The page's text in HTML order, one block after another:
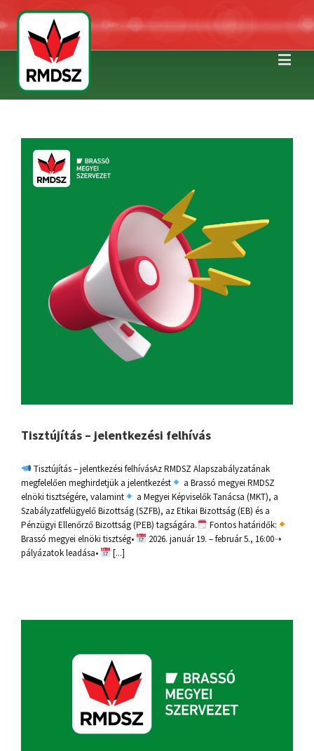
Tisztújítás – jelentkezési felhívás
Tisztújítás – jelentkezési felhívásAz RMDSZ Alapszabályzatának
megfelelően meghirdetjük a jelentkezést
a Brassó megyei RMDSZ
elnöki tisztségére, valamint
a Megyei Képviselők Tanácsa (MKT), a
Szabályzatfelügyelő Bizottság (SZFB), az Etikai Bizottság (EB) és a
Pénzügyi Ellenőrző Bizottság (PEB) tagságára.
Fontos határidők:
Brassó megyei elnöki tisztség•
2026. január 19. – február 5., 16:00➝
pályázatok leadása•
[...]